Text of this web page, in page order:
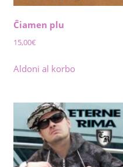
Ĉiamen plu
15,00€
Aldoni al korbo